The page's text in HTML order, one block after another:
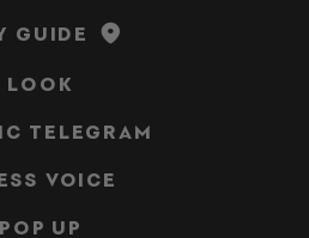
GUIDE
LOOK
TELEGRAM
VOICE
POP UP